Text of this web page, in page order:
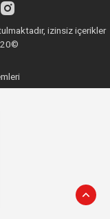
izinsiz içerikler